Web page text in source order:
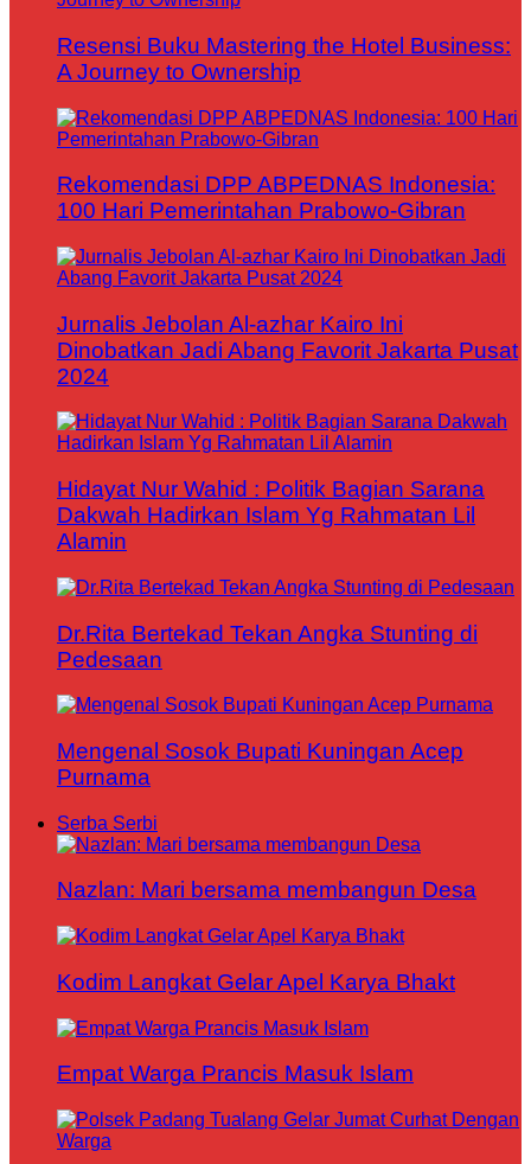
Resensi Buku Mastering the Hotel Business:
A Journey to Ownership
Rekomendasi DPP ABPEDNAS Indonesia:
100 Hari Pemerintahan Prabowo-Gibran
Jurnalis Jebolan Al-azhar Kairo Ini
Dinobatkan Jadi Abang Favorit Jakarta Pusat
2024
Hidayat Nur Wahid : Politik Bagian Sarana
Dakwah Hadirkan Islam Yg Rahmatan Lil
Alamin
Dr.Rita Bertekad Tekan Angka Stunting di
Pedesaan
Mengenal Sosok Bupati Kuningan Acep
Purnama
Serba Serbi
Nazlan: Mari bersama membangun Desa
Kodim Langkat Gelar Apel Karya Bhakt
Empat Warga Prancis Masuk Islam